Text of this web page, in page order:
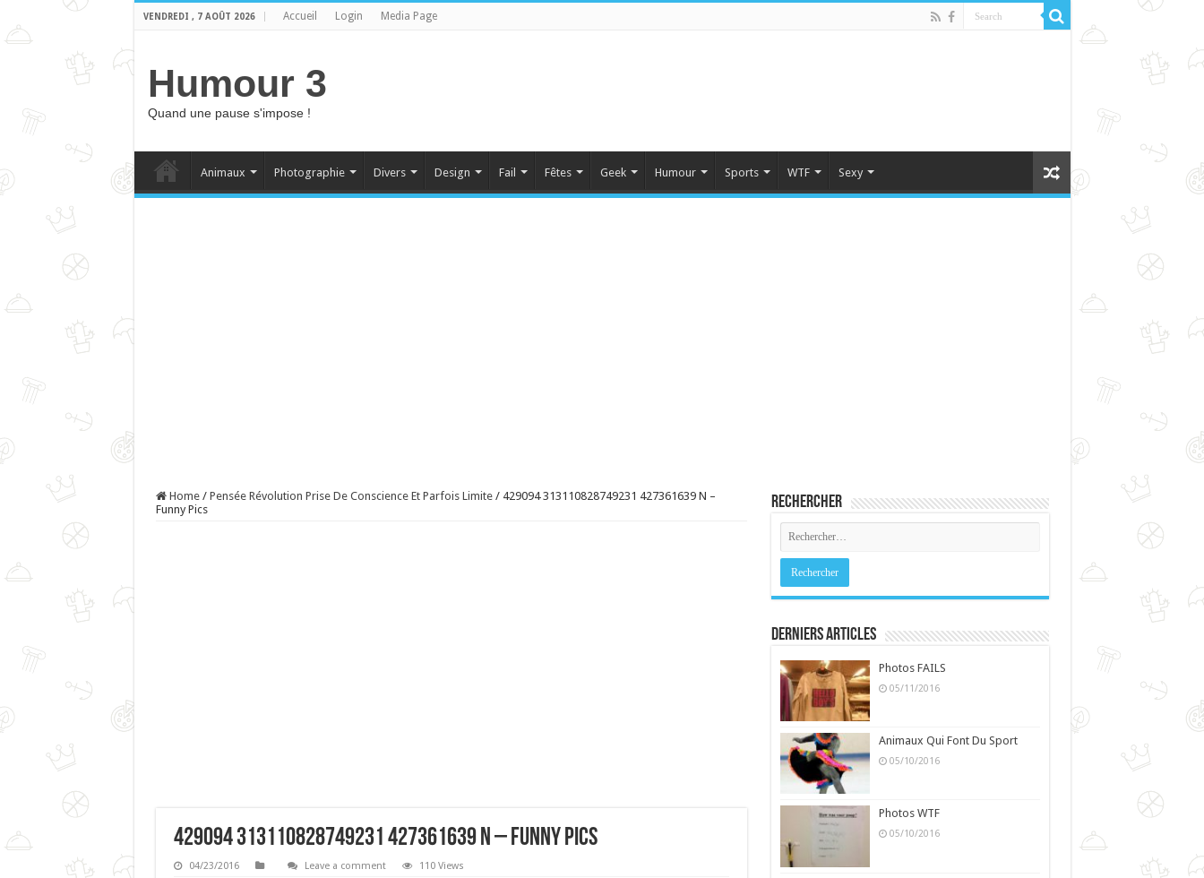
VENDREDI , 7 AOÛT 2026 Accueil Login Media Page
Humour 3
Quand une pause s'impose !
Animaux Photographie Divers Design Fail Fêtes Geek Humour Sports WTF Sexy
Home / Pensée Révolution Prise De Conscience Et Parfois Limite / 429094 313110828749231 427361639 N –
Funny Pics
429094 313110828749231 427361639 N – Funny Pics
04/23/2016 Leave a comment 110 Views
Rechercher
Derniers Articles
Photos FAILS
05/11/2016
Animaux Qui Font Du Sport
05/10/2016
Photos WTF
05/10/2016